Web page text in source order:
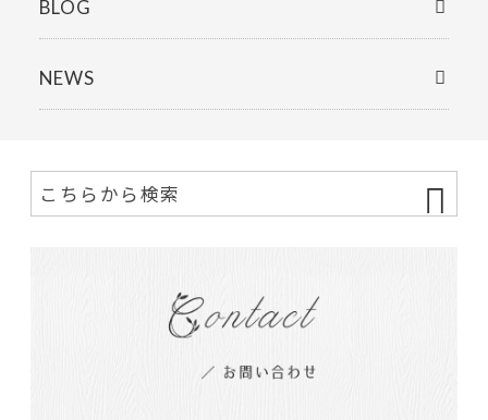
BLOG
NEWS